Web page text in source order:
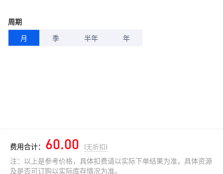
周期
月
季 半年 年
费用合计： 60.00 (无折扣)
注：以上是参考价格，具体扣费请以实际下单结果为准，具体资源
及是否可订购以实际库存情况为准。
网站统计